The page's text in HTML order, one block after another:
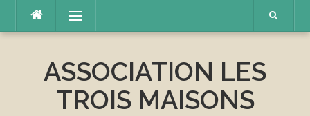
contenu
Menu
ASSOCIATION LES
TROIS MAISONS